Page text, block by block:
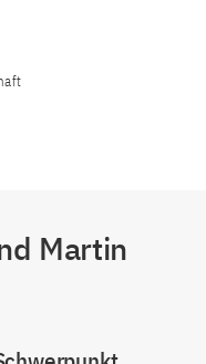
Martin